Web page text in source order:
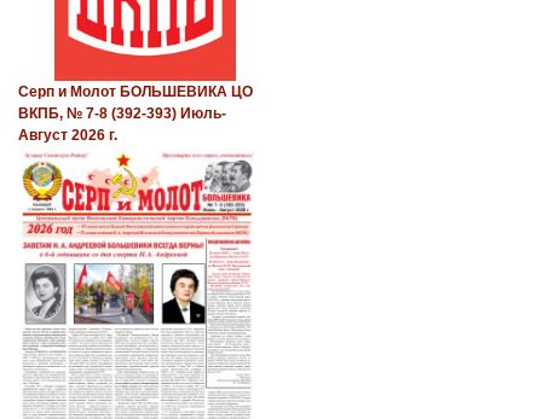
Серп и Молот БОЛЬШЕВИКА ЦО
ВКПБ, № 7-8 (392-393) Июль-
Август 2026 г.